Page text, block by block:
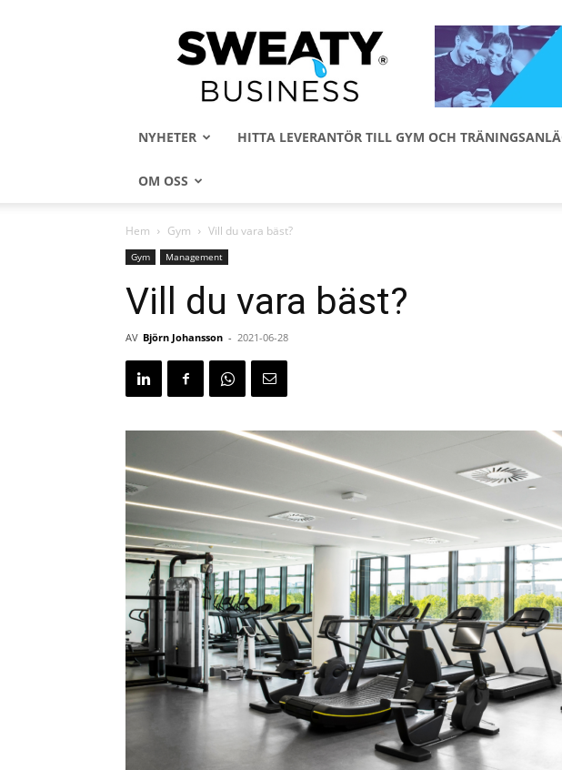
Sweaty
Business
NYHETER HITTA LEVERANTÖR TILL GYM OCH
OM OSS
Hem Gym Vill du vara bäst?
Gym Management
Vill du vara bäst?
AV Björn Johansson - 2021-06-28